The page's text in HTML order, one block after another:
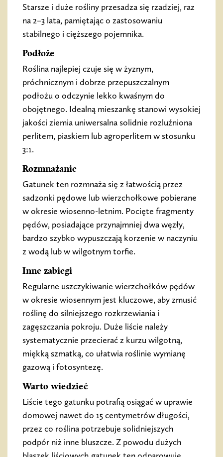
Starsze i duże rośliny przesadza się rzadziej, raz
na 2–3 lata, pamiętając o zastosowaniu
stabilnego i cięższego pojemnika.
Podłoże
Roślina najlepiej czuje się w żyznym,
próchnicznym i dobrze przepuszczalnym
podłożu o odczynie lekko kwaśnym do
obojętnego. Idealną mieszankę stanowi wysokiej
jakości ziemia uniwersalna solidnie rozluźniona
perlitem, piaskiem lub agroperlitem w stosunku
3:1.
Rozmnażanie
Gatunek ten rozmnaża się z łatwością przez
sadzonki pędowe lub wierzchołkowe pobierane
w okresie wiosenno-letnim. Pocięte fragmenty
pędów, posiadające przynajmniej dwa węzły,
bardzo szybko wypuszczają korzenie w naczyniu
z wodą lub w wilgotnym torfie.
Inne zabiegi
Regularne uszczykiwanie wierzchołków pędów
w okresie wiosennym jest kluczowe, aby zmusić
roślinę do silniejszego rozkrzewiania i
zagęszczania pokroju. Duże liście należy
systematycznie przecierać z kurzu wilgotną,
miękką szmatką, co ułatwia roślinie wymianę
gazową i fotosyntezę.
Warto wiedzieć
Liście tego gatunku potrafią osiągać w uprawie
domowej nawet do 15 centymetrów długości,
przez co roślina potrzebuje solidniejszych
podpór niż inne bluszcze. Z powodu dużych